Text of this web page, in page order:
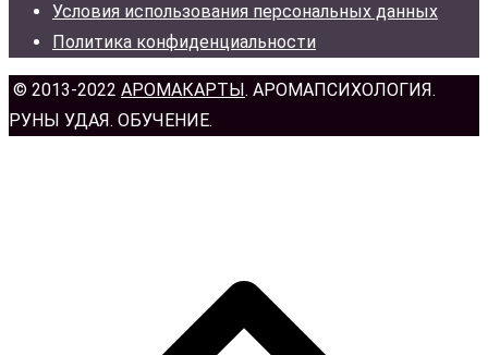
Условия использования персональных данных
Политика конфиденциальности
© 2013-2022 АРОМАКАРТЫ . АРОМАПСИХОЛОГИЯ.
РУНЫ УДАЯ. ОБУЧЕНИЕ.